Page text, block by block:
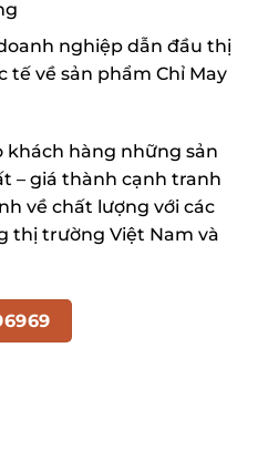
nghiệp dẫn đầu thị
tế về sản phẩm Chỉ May
khách hàng những sản
– giá thành cạnh tranh
về chất lượng với các
thị trường Việt Nam và